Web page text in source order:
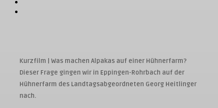
Kurzfilm | Was machen Alpakas auf einer Hühnerfarm?
Dieser Frage gingen wir in Eppingen-Rohrbach auf der
Hühnerfarm des Landtagsabgeordneten Georg Heitlinger
nach.